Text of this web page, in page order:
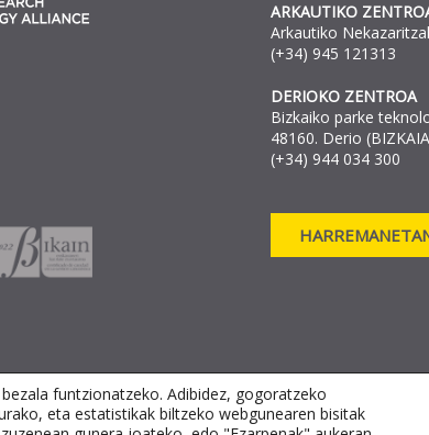
ARKAUTIKO
Arkautiko
(+34) 945 121313
DERIOKO ZENTROA
Bizkaiko parke
48160. Derio
(+34) 944 034 300
SALAKETA-KANALA
funtzionatzeko. Adibidez, gogoratzeko
eta estatistikak biltzeko webgunearen bisitak